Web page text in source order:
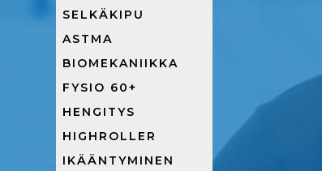
SELKÄKIPU
ASTMA
BIOMEKANIIKKA
FYSIO 60+
HENGITYS
HIGHROLLER
IKÄÄNTYMINEN